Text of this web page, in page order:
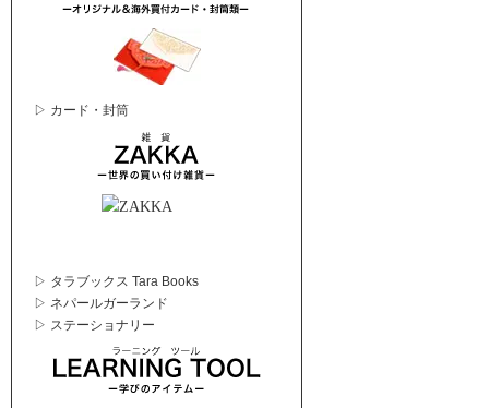
▷ カード・封筒
▷ タラブックス Tara Books
▷ ネパールガーランド
▷ ステーショナリー